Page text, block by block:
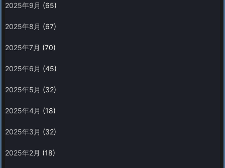
2025年9月 (65)
2025年8月 (67)
2025年7月 (70)
2025年6月 (45)
2025年5月 (32)
2025年4月 (18)
2025年3月 (32)
2025年2月 (18)